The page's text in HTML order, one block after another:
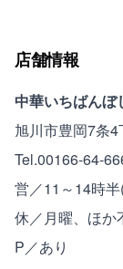
店舗情報
中華いちばんぼ
旭川市豊岡7条
Tel.00166-64-
営／11～14時
休／月曜、ほか
P／あり